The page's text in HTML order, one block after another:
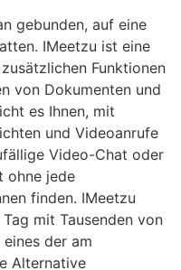
gebunden, auf eine
IMeetzu ist eine
Funktionen
von Dokumenten und
es Ihnen, mit
und Videoanrufe
Video-Chat oder
ohne jede
finden. IMeetzu
mit Tausenden von
der am
Alternative